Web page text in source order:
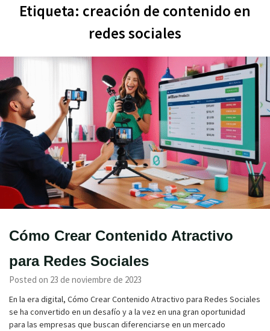
Etiqueta: creación de contenido en
redes sociales
Cómo Crear Contenido Atractivo
para Redes Sociales
Posted on 23 de noviembre de 2023
En la era digital, Cómo Crear Contenido Atractivo para Redes Sociales
se ha convertido en un desafío y a la vez en una gran oportunidad
para las empresas que buscan diferenciarse en un mercado